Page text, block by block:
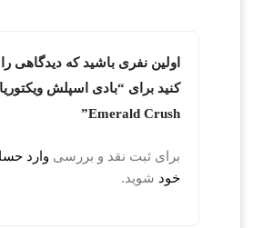
اولین نفری باشید که دیدگاهی
کنید برای “بادی اسپلش
Emerald Crush”
برای ثبت نقد و بررسی وارد
خود شوید.